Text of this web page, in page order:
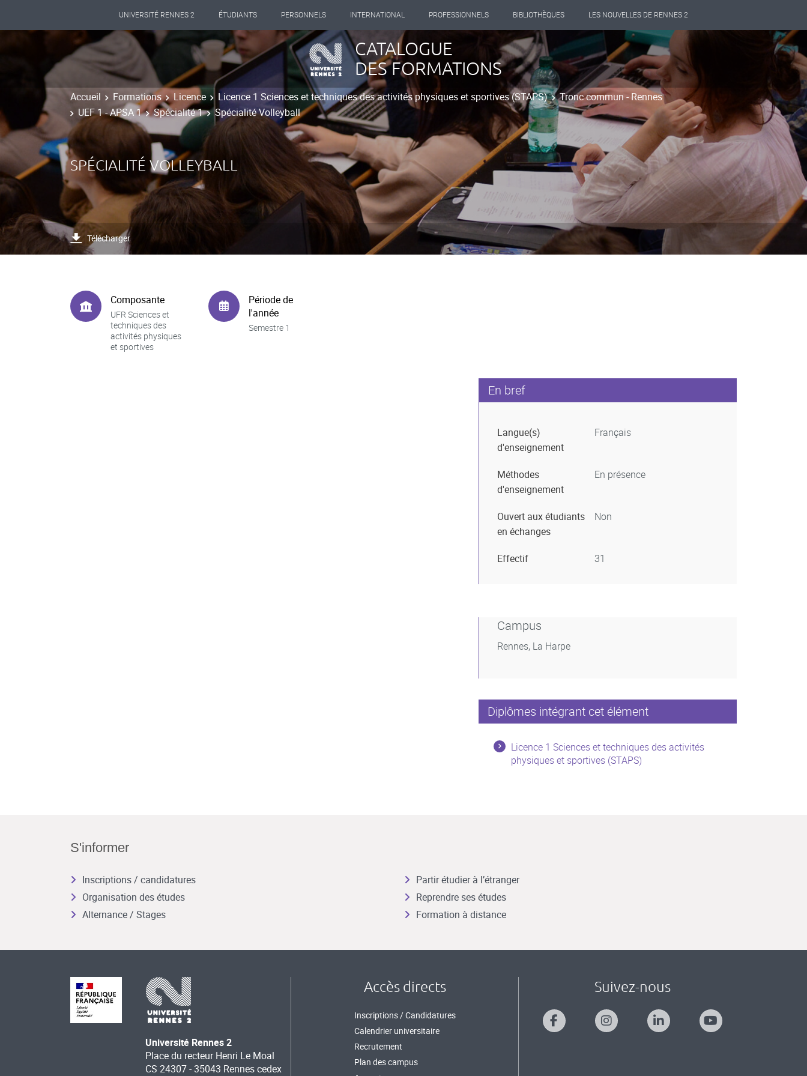
UNIVERSITÉ RENNES 2 ÉTUDIANTS PERSONNELS INTERNATIONAL PROFESSIONNELS BIBLIOTHÈQUES LES NOUVELLES DE RENNES 2
CATALOGUE
DES FORMATIONS
Accueil Formations Licence Licence 1 Sciences et techniques des activités physiques et sportives (STAPS)
Tronc commun - Rennes
UEF 1 - APSA 1
Spécialité 1 Spécialité Volleyball
SPÉCIALITÉ VOLLEYBALL
Télécharger
Composante
UFR Sciences et
techniques des
activités physiques
et sportives
Période de
l'année
Semestre 1
En bref
Langue(s)
d'enseignement
Français
Méthodes
d'enseignement
En présence
Ouvert aux étudiants
en échanges
Non
Effectif 31
Campus
Rennes, La Harpe
Diplômes intégrant cet élément
Licence 1 Sciences et techniques des activités
physiques et sportives (STAPS)
S'informer
Inscriptions / candidatures
Organisation des études
Alternance / Stages
Partir étudier à l’étranger
Reprendre ses études
Formation à distance
Université Rennes 2
Place du recteur Henri Le Moal
CS 24307 - 35043 Rennes cedex
Accès directs
Inscriptions / Candidatures
Calendrier universitaire
Recrutement
Plan des campus
Suivez-nous